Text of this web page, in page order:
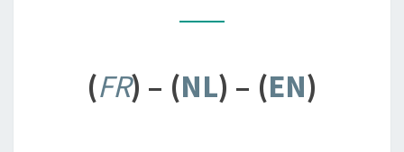
(FR) – (NL) – (EN)